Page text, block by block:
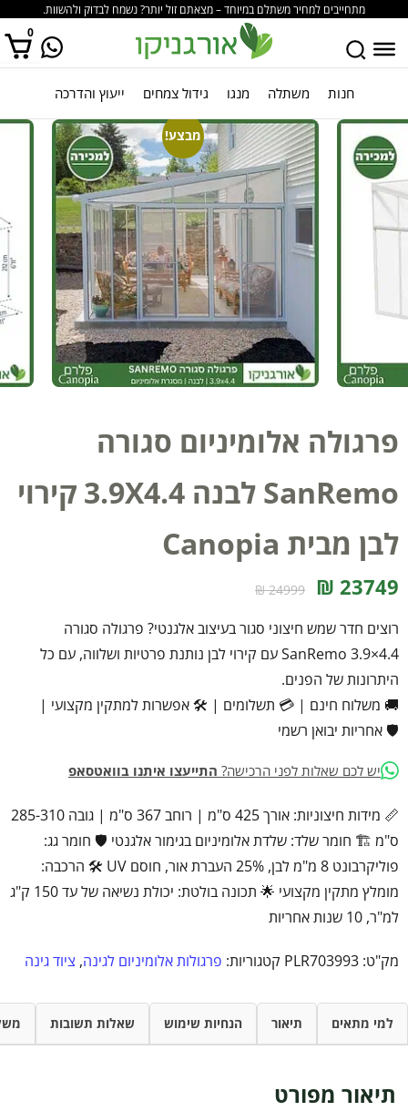
מתחייבים למחיר משתלם במיוחד – מצאתם זול יותר? נשמח לבדוק ולהשוות.
0
אין מוצרים בסל הקניות. חנות משתלה מנגו גידול צמחים ייעוץ והדרכה
מבצע!
פרגולה אלומיניום סגורה
SanRemo לבנה 3.9X4.4 קירוי
לבן מבית Canopia
23749 ₪
24999 ₪
רוצים חדר שמש חיצוני סגור בעיצוב אלגנטי? פרגולה סגורה
SanRemo 3.9×4.4 עם קירוי לבן נותנת פרטיות ושלווה, עם כל
היתרונות של הפנים.
🚚 משלוח חינם | 💳 תשלומים | 🛠️ אפשרות למתקין מקצועי |
🛡️ אחריות יבואן רשמי
יש לכם שאלות לפני הרכישה? התייעצו איתנו בוואטסאפ
📏 מידות חיצוניות: אורך 425 ס"מ | רוחב 367 ס"מ | גובה 285-310
ס"מ 🏗️ חומר שלד: שלדת אלומיניום בגימור אלגנטי 🛡️ חומר גג:
פוליקרבונט 8 מ"מ לבן, 25% העברת אור, חוסם UV 🛠️ הרכבה:
מומלץ מתקין מקצועי 🌟 תכונה בולטת: יכולת נשיאה של עד 150 ק"ג
למ"ר, 10 שנות אחריות
מק"ט: PLR703993 קטגוריות: פרגולות אלומיניום לגינה, ציוד גינה
למי מתאים תיאור הנחיות שימוש שאלות תשובות
תיאור מפורט